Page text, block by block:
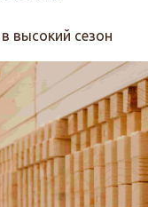
высокий сезон